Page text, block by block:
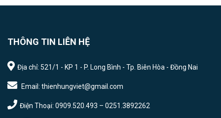
THÔNG TIN LIÊN HỆ
Địa chỉ: 521/1 - KP 1 - P. Long Bình - Tp. Biên Hòa - Đồng Nai
Email: thienhungviet@gmail.com
Điện Thoại: 0909.520.493 – 0251.3892262